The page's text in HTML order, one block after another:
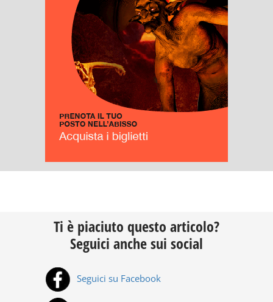
Ti è piaciuto questo articolo?
Seguici anche sui social
Seguici su Facebook